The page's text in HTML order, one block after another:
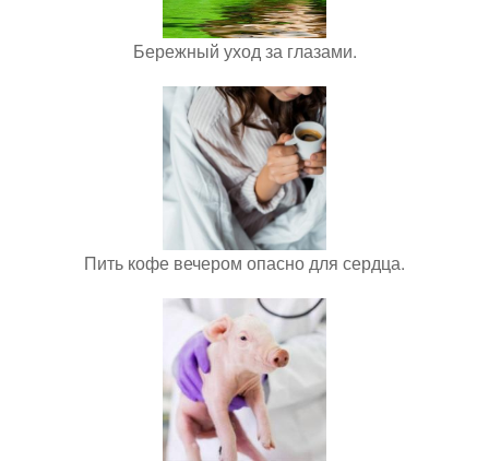
Бережный уход за глазами.
Пить кофе вечером опасно для сердца.